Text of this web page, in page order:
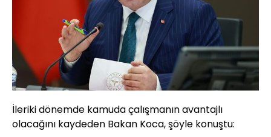
İleriki dönemde kamuda çalışmanın avantajlı
olacağını kaydeden Bakan Koca, şöyle konuştu: